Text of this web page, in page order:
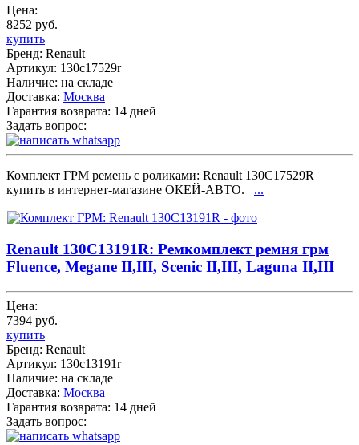
Цена:
8252 руб.
купить
Бренд: Renault
Артикул: 130c17529r
Наличие: на складе
Доставка: Москва
Гарантия возврата: 14 дней
Задать вопрос:
Комплект ГРМ ремень с роликами: Renault 130C17529R
купить в интернет-магазине ОКЕЙ-АВТО. ...
Renault 130C13191R: Ремкомплект ремня грм
Fluence, Megane II,III, Scenic II,III, Laguna II,III
Цена:
7394 руб.
купить
Бренд: Renault
Артикул: 130c13191r
Наличие: на складе
Доставка: Москва
Гарантия возврата: 14 дней
Задать вопрос: